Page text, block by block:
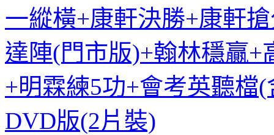
一縱橫+康軒決勝+康軒
達陣(門市版)+翰林穩贏
+明霖練5功+會考英聽檔
DVD版(2片裝)